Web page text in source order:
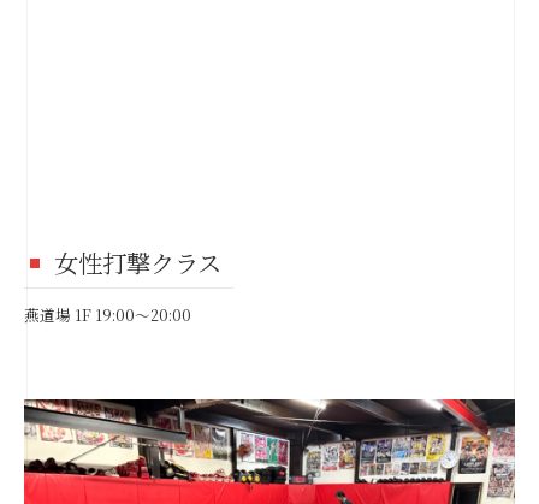
女性打撃クラス
燕道場 1F 19:00～20:00